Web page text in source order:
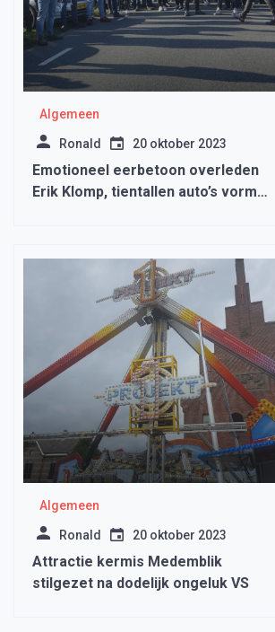
Algemeen
Ronald 20 oktober 2023
Emotioneel eerbetoon overleden
Erik Klomp, tientallen auto’s vormen
Algemeen
Ronald 20 oktober 2023
Attractie kermis Medemblik
stilgezet na dodelijk ongeluk VS